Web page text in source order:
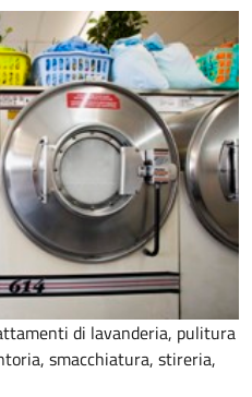
di lavanderia, pulitura
smacchiatura, stireria,